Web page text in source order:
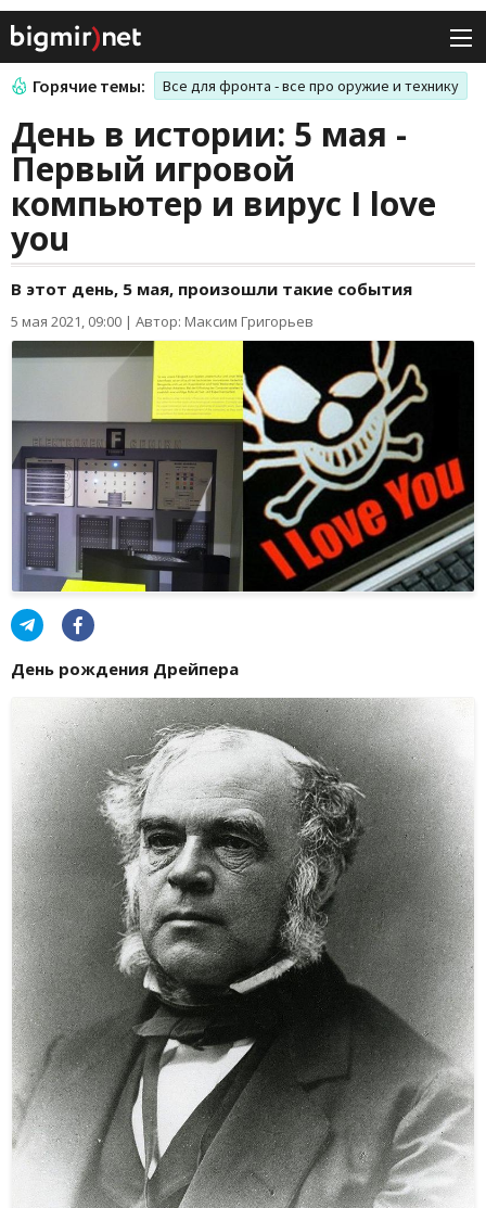
Горячие темы: Все для фронта - все про оружие и технику
День в истории: 5 мая -
Первый игровой
компьютер и вирус I love
you
В этот день, 5 мая, произошли такие события
5 мая 2021, 09:00 | Автор: Максим Григорьев
День рождения Дрейпера